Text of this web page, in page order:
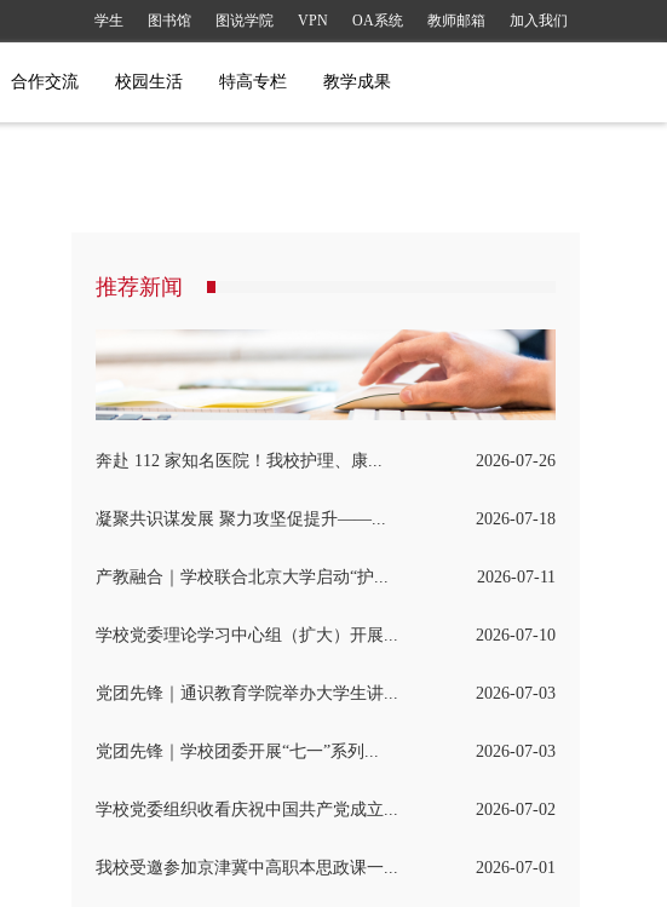
学生 图书馆 图说学院 VPN OA系统 教师邮箱 加入我们
合作交流 校园生活 特高专栏 教学成果
推荐新闻
奔赴 112 家知名医院！我校护理、康... 2026-07-26
凝聚共识谋发展 聚力攻坚促提升——... 2026-07-18
产教融合｜学校联合北京大学启动“护... 2026-07-11
学校党委理论学习中心组（扩大）开展... 2026-07-10
党团先锋｜通识教育学院举办大学生讲... 2026-07-03
党团先锋｜学校团委开展“七一”系列... 2026-07-03
学校党委组织收看庆祝中国共产党成立... 2026-07-02
我校受邀参加京津冀中高职本思政课一... 2026-07-01